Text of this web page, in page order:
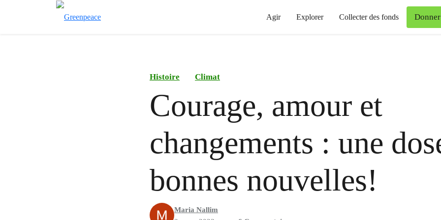
Agir Explorer Collecter des fonds Donner
Histoire Climat
Courage, amour et
changements : une
bonnes nouvelles!
Maria Nallim